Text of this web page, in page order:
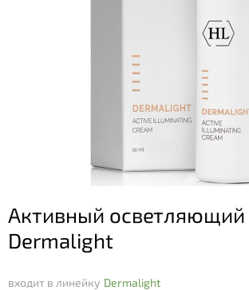
Активный
Dermalight
входит в линейку Dermalight